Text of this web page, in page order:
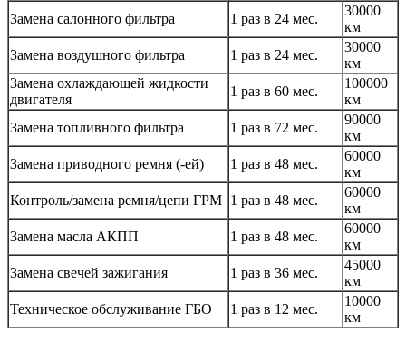
Замена салонного фильтра
1 раз в 24 мес.
30000
км
Замена воздушного фильтра
1 раз в 24 мес.
30000
км
Замена охлаждающей жидкости
двигателя
1 раз в 60 мес.
100000
км
Замена топливного фильтра
1 раз в 72 мес.
90000
км
Замена приводного ремня (-ей)
1 раз в 48 мес.
60000
км
Контроль/замена ремня/цепи ГРМ 1 раз в 48 мес.
60000
км
Замена масла АКПП
1 раз в 48 мес.
60000
км
Замена свечей зажигания
1 раз в 36 мес.
45000
км
Техническое обслуживание ГБО
1 раз в 12 мес.
10000
км